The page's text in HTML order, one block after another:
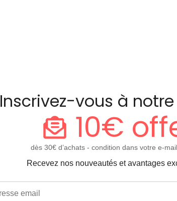
Inscrivez-vous à
10€
dès 30€ d’achats - condition dans votre e-
Recevez nos nouveautés et avantages